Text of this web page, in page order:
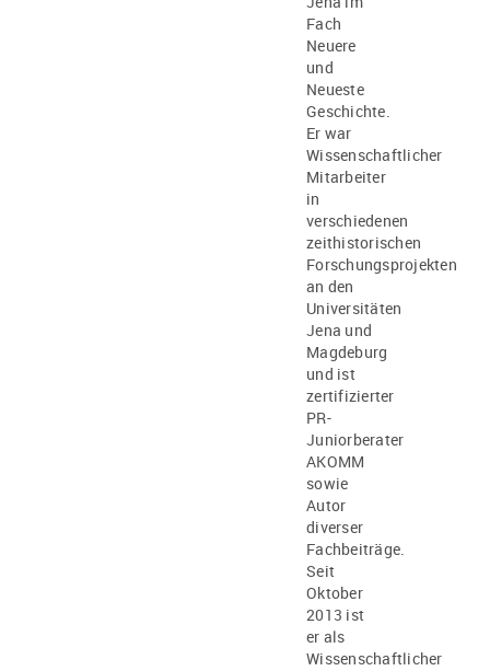
Fach
Neuere
und
Neueste
Geschichte.
Er war
Wissenschaftlicher
Mitarbeiter
in
verschiedenen
zeithistorischen
Forschungsprojekten
an den
Universitäten
Jena und
Magdeburg
und ist
zertifizierter
PR-
Juniorberater
AKOMM
sowie
Autor
diverser
Fachbeiträge.
Seit
Oktober
2013 ist
er als
Wissenschaftlicher